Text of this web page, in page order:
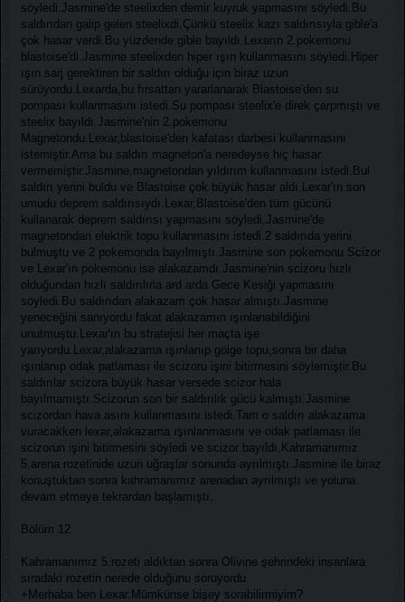
söyledi.Jasmine'de steelixden demir kuyruk yapmasını söyledi.Bu
saldırıdan galip gelen steelixdi.Çünkü steelix kazı saldırısıyla gible'a
çok hasar verdi.Bu yüzdende gible bayıldı.Lexarın 2.pokemonu
blastoise'di.Jasmine steelixden hiper ışın kullanmasını söyledi.Hiper
ışın sarj gerektiren bir saldırı olduğu için biraz uzun
sürüyordu.Lexarda,bu fırsattan yararlanarak Blastoise'den su
pompası kullanmasını istedi.Su pompası steelix'e direk çarpmıştı ve
steelix bayıldı.Jasmine'nin 2.pokemonu
Magnetondu.Lexar,blastoise'den kafatası darbesi kullanmasını
istemiştir.Ama bu saldırı magneton'a neredeyse hiç hasar
vermemiştir.Jasmine,magnetondan yıldırım kullanmasını istedi.Bul
saldırı yerini buldu ve Blastoise çok büyük hasar aldı.Lexar'ın son
umudu deprem saldırısıydı.Lexar,Blastoise'den tüm gücünü
kullanarak deprem saldırısı yapmasını söyledi.Jasmine'de
magnetondan elektrik topu kullanmasını istedi.2 saldırıda yerini
bulmuştu ve 2 pokemonda bayılmıştı.Jasmine son pokemonu Scizor
ve Lexar'ın pokemonu ise alakazamdı.Jasmine'nin scizoru hızlı
olduğundan hızlı saldırılırla ard arda Gece Kesiği yapmasını
söyledi.Bu saldırıdan alakazam çok hasar almıştı.Jasmine
yeneceğini sanıyordu fakat alakazamın ışınlanabildiğini
unutmuştu.Lexar'ın bu stratejisi her maçta işe
yarıyordu.Lexar,alakazama ışınlanıp gölge topu,sonra bir daha
ışınlanıp odak patlaması ile scizoru işini bitirmesini söylemiştir.Bu
saldırılar scizora büyük hasar versede scizor hala
bayılmamıştı.Scizorun son bir saldırılık gücü kalmıştı.Jasmine
scizordan hava asını kullanmasını istedi.Tam o saldırı alakazama
vuracakken lexar,alakazama ışınlanmasını ve odak patlaması ile
scizorun işini bitirmesini söyledi ve scizor bayıldı.Kahramanımız
5.arena rozetinide uzun uğraşlar sonunda ayrılmıştı.Jasmine ile biraz
konuştuktan sonra kahramanımız arenadan ayrılmıştı ve yoluna
devam etmeye tekrardan başlamıştı.
Bölüm 12
Kahramanımız 5.rozeti aldıktan sonra Olivine şehrindeki insanlara
sıradaki rozetin nerede olduğunu soruyordu.
+Merhaba ben Lexar.Mümkünse bişey sorabilirmiyim?